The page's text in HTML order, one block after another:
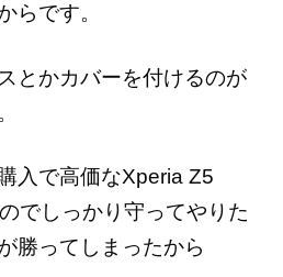
らです。
とかカバーを付けるのが
入で高価なXperia Z5
でしっかり守ってやりた
勝ってしまったから